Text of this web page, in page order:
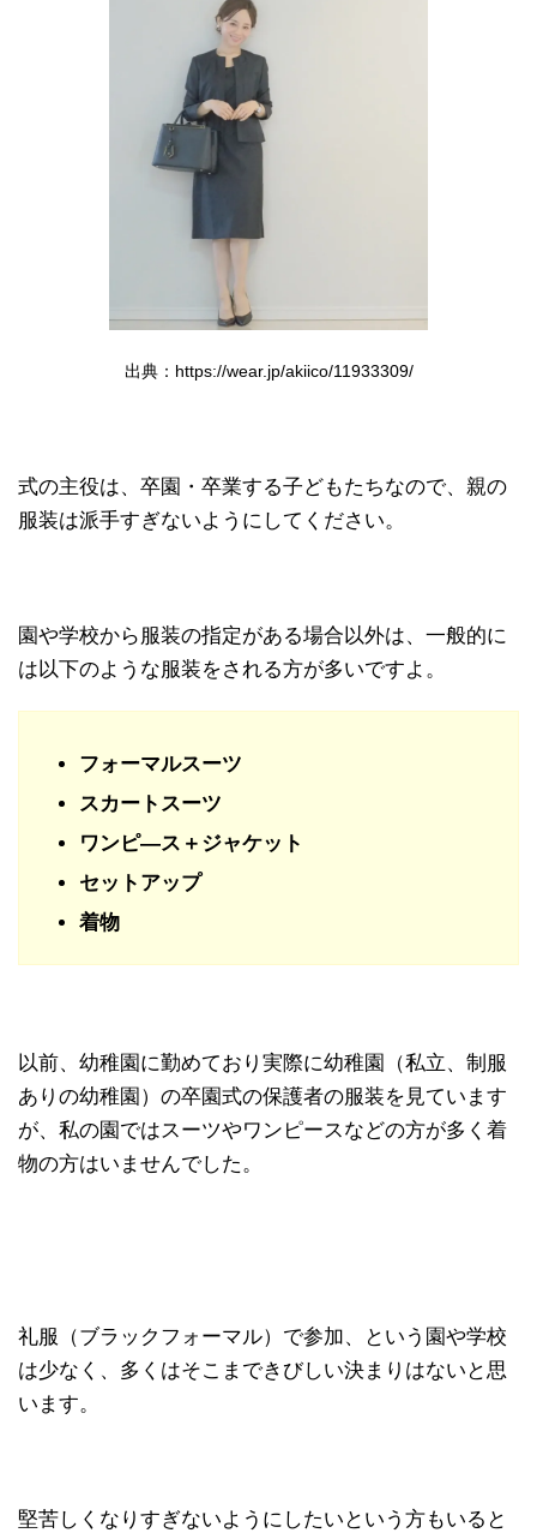
出典：https://wear.jp/akiico/11933309/
式の主役は、卒園・卒業する子どもたちなので、親の
服装は派手すぎないようにしてください。
園や学校から服装の指定がある場合以外は、一般的に
は以下のような服装をされる方が多いですよ。
フォーマルスーツ
スカートスーツ
ワンピ―ス＋ジャケット
セットアップ
着物
以前、幼稚園に勤めており実際に幼稚園（私立、制服
ありの幼稚園）の卒園式の保護者の服装を見ています
が、私の園ではスーツやワンピースなどの方が多く着
物の方はいませんでした。
礼服（ブラックフォーマル）で参加、という園や学校
は少なく、多くはそこまできびしい決まりはないと思
います。
堅苦しくなりすぎないようにしたいという方もいると